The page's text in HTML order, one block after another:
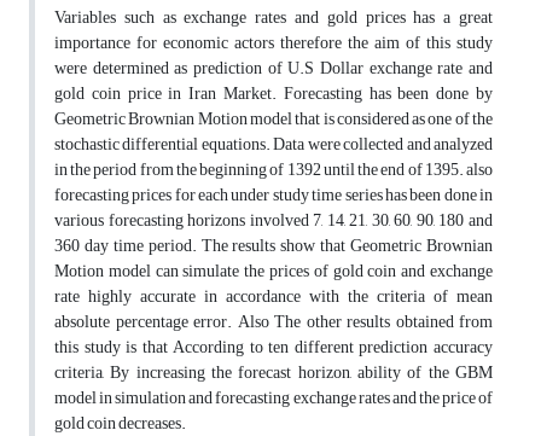
Variables such as exchange rates and gold prices has a great
importance for economic actors therefore the aim of this study
were determined as prediction of U.S Dollar exchange rate and
gold coin price in Iran Market. Forecasting has been done by
Geometric Brownian Motion model that is considered as one of the
stochastic differential equations. Data were collected and analyzed
in the period from the beginning of 1392 until the end of 1395. also
forecasting prices for each under study time series has been done in
various forecasting horizons involved 7, 14, 21, 30, 60, 90, 180 and
360 day time period. The results show that Geometric Brownian
Motion model can simulate the prices of gold coin and exchange
rate highly accurate in accordance with the criteria of mean
absolute percentage error. Also The other results obtained from
this study is that According to ten different prediction accuracy
criteria, By increasing the forecast horizon, ability of the GBM
model in simulation and forecasting exchange rates and the price of
gold coin decreases.